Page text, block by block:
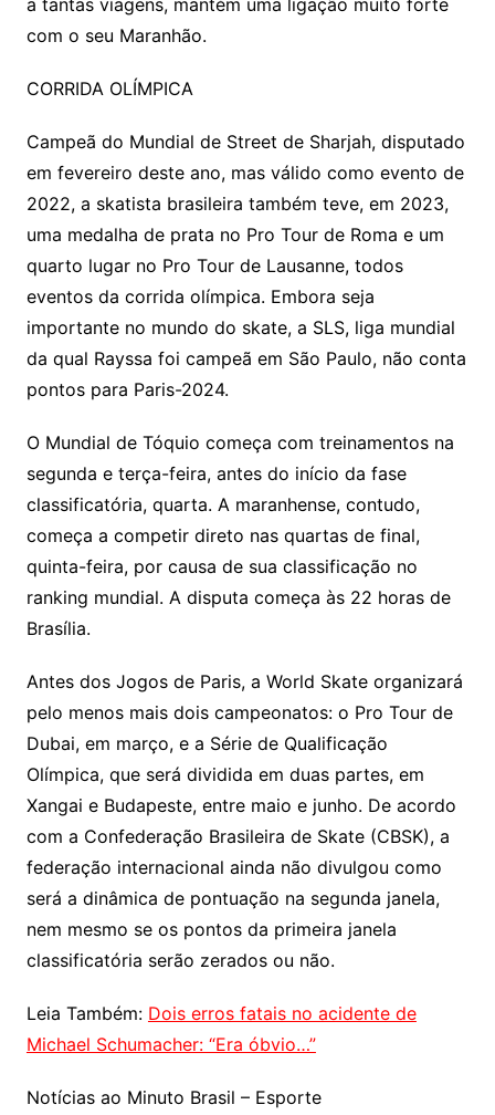
a tantas viagens, mantém uma ligação muito forte
com o seu Maranhão.
CORRIDA OLÍMPICA
Campeã do Mundial de Street de Sharjah, disputado
em fevereiro deste ano, mas válido como evento de
2022, a skatista brasileira também teve, em 2023,
uma medalha de prata no Pro Tour de Roma e um
quarto lugar no Pro Tour de Lausanne, todos
eventos da corrida olímpica. Embora seja
importante no mundo do skate, a SLS, liga mundial
da qual Rayssa foi campeã em São Paulo, não conta
pontos para Paris-2024.
O Mundial de Tóquio começa com treinamentos na
segunda e terça-feira, antes do início da fase
classificatória, quarta. A maranhense, contudo,
começa a competir direto nas quartas de final,
quinta-feira, por causa de sua classificação no
ranking mundial. A disputa começa às 22 horas de
Brasília.
Antes dos Jogos de Paris, a World Skate organizará
pelo menos mais dois campeonatos: o Pro Tour de
Dubai, em março, e a Série de Qualificação
Olímpica, que será dividida em duas partes, em
Xangai e Budapeste, entre maio e junho. De acordo
com a Confederação Brasileira de Skate (CBSK), a
federação internacional ainda não divulgou como
será a dinâmica de pontuação na segunda janela,
nem mesmo se os pontos da primeira janela
classificatória serão zerados ou não.
Leia Também: Dois erros fatais no acidente de
Michael Schumacher: “Era óbvio…”
Notícias ao Minuto Brasil – Esporte